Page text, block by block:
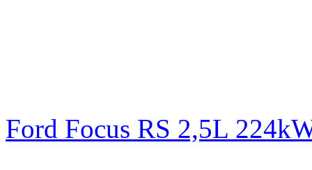
Ford Focus RS 2,5L